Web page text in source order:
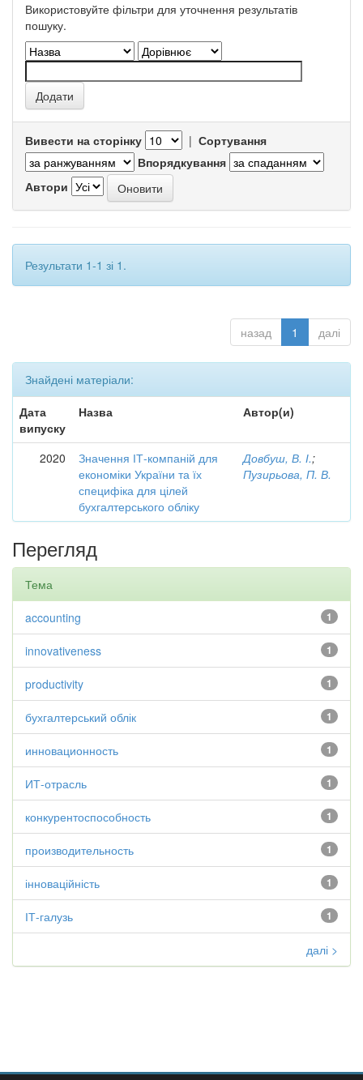
Використовуйте фільтри для уточнення результатів
пошуку.
Вивести на сторінку | Сортування
Впорядкування
Автори
Результати 1-1 зі 1.
назад 1 далі
Знайдені матеріали:
Дата
випуску
Назва Автор(и)
2020
Значення ІТ-компаній для
економіки України та їх
специфіка для цілей
бухгалтерського обліку
Довбуш, В. І.;
Пузирьова, П. В.
Перегляд
Тема
1
accounting
1
innovativeness
1
productivity
1
бухгалтерський облік
1
инновационность
1
ИТ-отрасль
1
конкурентоспособность
1
производительность
1
інноваційність
1
ІТ-галузь
далі >